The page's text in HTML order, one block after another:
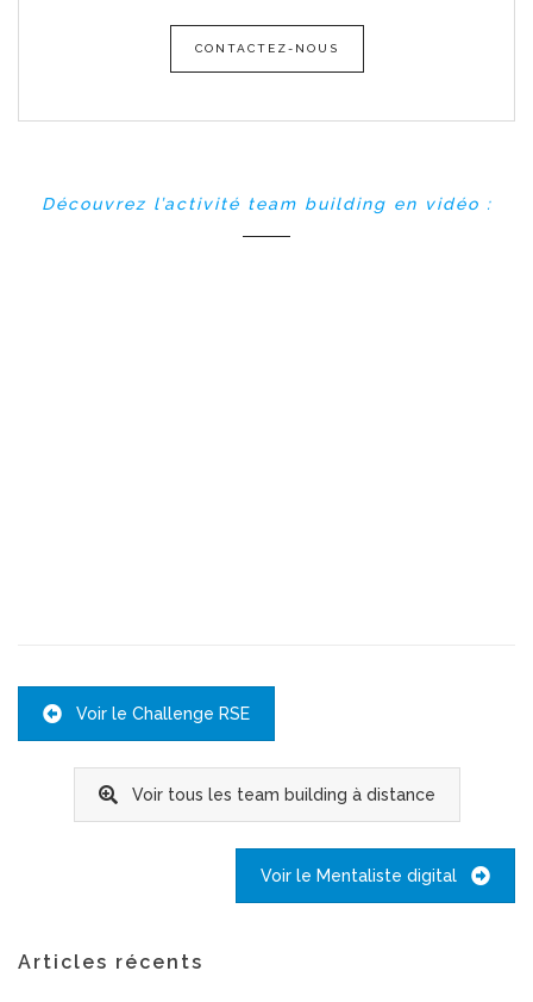
CONTACTEZ-NOUS
Découvrez l’activité team building en vidéo :
Voir le Challenge RSE
Voir tous les team building à distance
Voir le Mentaliste digital
Articles récents